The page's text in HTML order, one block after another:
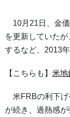
10月21日、金価
を更新していた
するなど、2013
【こちらも】 米地
米FRBの利下げ
が続き、過熱感